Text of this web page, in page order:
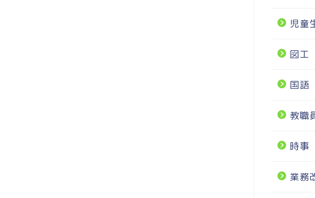
児童
図工
国語
教職
時事
業務